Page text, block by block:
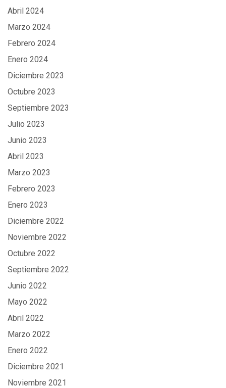
Abril 2024
Marzo 2024
Febrero 2024
Enero 2024
Diciembre 2023
Octubre 2023
Septiembre 2023
Julio 2023
Junio 2023
Abril 2023
Marzo 2023
Febrero 2023
Enero 2023
Diciembre 2022
Noviembre 2022
Octubre 2022
Septiembre 2022
Junio 2022
Mayo 2022
Abril 2022
Marzo 2022
Enero 2022
Diciembre 2021
Noviembre 2021